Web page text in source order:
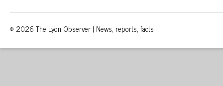
© 2026 The Lyon Observer | News, reports, facts